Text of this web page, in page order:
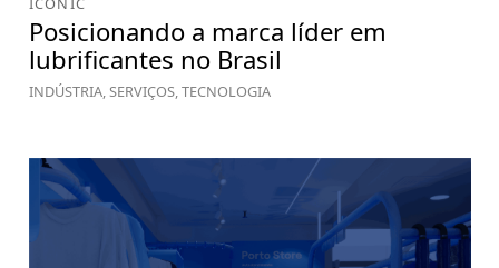
Posicionando a marca líder em
lubrificantes no Brasil
INDÚSTRIA, SERVIÇOS, TECNOLOGIA